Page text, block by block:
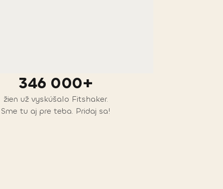
346 000+
žien už vyskúšalo Fitshaker.
Sme tu aj pre teba. Pridaj sa!